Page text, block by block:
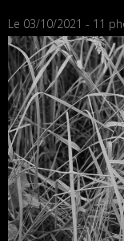
Le 03/10/2021 - 11